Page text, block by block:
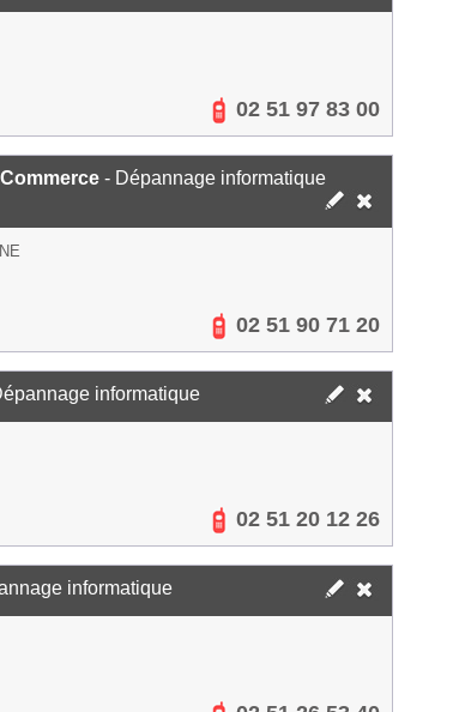
02 51 97 83 00
- Dépannage informatique
02 51 90 71 20
informatique
02 51 20 12 26
informatique